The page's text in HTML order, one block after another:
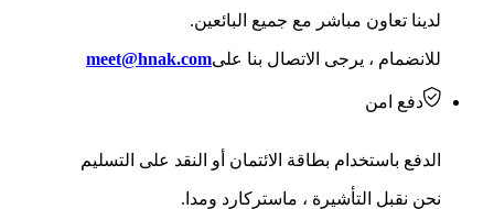
لدينا تعاون مباشر مع جميع البائعين.
للانضمام ، يرجى الاتصال بنا علىmeet@hnak.com
دفع امن
الدفع باستخدام بطاقة الائتمان أو النقد على التسليم
نحن نقبل التأشيرة ، ماستركارد ومدا.